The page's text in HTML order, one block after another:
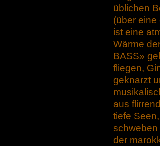
üblichen
(über eine
ist eine
Wärme
BASS»
fliegen,
geknarzt
aus
tiefe
schweben
der